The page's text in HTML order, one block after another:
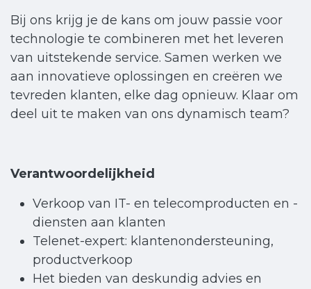
Bij ons krijg je de kans om jouw passie voor
technologie te combineren met het leveren
van uitstekende service. Samen werken we
aan innovatieve oplossingen en creëren we
tevreden klanten, elke dag opnieuw. Klaar om
deel uit te maken van ons dynamisch team?
Verantwoordelijkheid
Verkoop van IT- en telecomproducten en -
diensten aan klanten
Telenet-expert: klantenondersteuning,
productverkoop
Het bieden van deskundig advies en